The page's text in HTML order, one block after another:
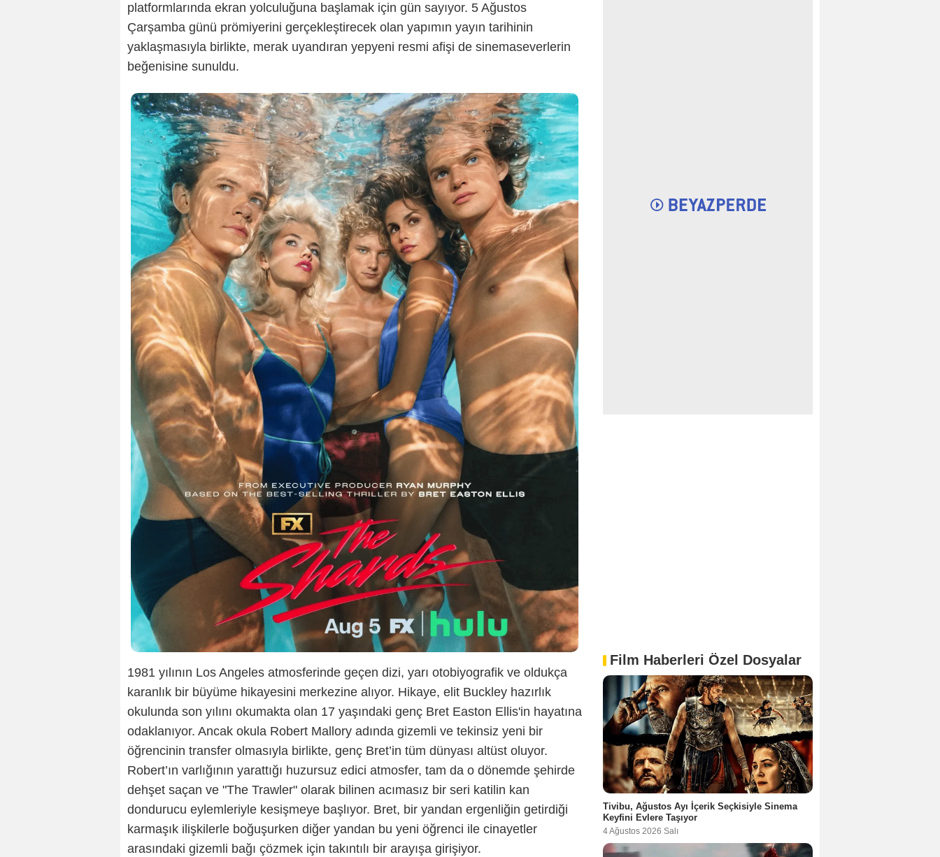
platformlarında ekran yolculuğuna başlamak için gün sayıyor. 5 Ağustos
Çarşamba günü prömiyerini gerçekleştirecek olan yapımın yayın tarihinin
yaklaşmasıyla birlikte, merak uyandıran yepyeni resmi afişi de sinemaseverlerin
beğenisine sunuldu.
1981 yılının Los Angeles atmosferinde geçen dizi, yarı otobiyografik ve oldukça
karanlık bir büyüme hikayesini merkezine alıyor. Hikaye, elit Buckley hazırlık
okulunda son yılını okumakta olan 17 yaşındaki genç Bret Easton Ellis'in hayatına
odaklanıyor. Ancak okula Robert Mallory adında gizemli ve tekinsiz yeni bir
öğrencinin transfer olmasıyla birlikte, genç Bret’in tüm dünyası altüst oluyor.
Robert’ın varlığının yarattığı huzursuz edici atmosfer, tam da o dönemde şehirde
dehşet saçan ve "The Trawler" olarak bilinen acımasız bir seri katilin kan
dondurucu eylemleriyle kesişmeye başlıyor. Bret, bir yandan ergenliğin getirdiği
karmaşık ilişkilerle boğuşurken diğer yandan bu yeni öğrenci ile cinayetler
arasındaki gizemli bağı çözmek için takıntılı bir arayışa girişiyor.
Film Haberleri Özel Dosyalar
Tivibu, Ağustos Ayı İçerik Seçkisiyle Sinema
Keyfini Evlere Taşıyor
4 Ağustos 2026 Salı